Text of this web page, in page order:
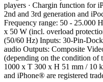
players · Chargin function for
2nd and 3rd generation and
Frequency range: 50 - 25.000
x 50 W (incl. overload
(50/60 Hz) Inputs: 30-Pin-
audio Outputs: Composite
(depending on the condition of
1000 x T 300 x H 51 mm / 10
and iPhone® are registered